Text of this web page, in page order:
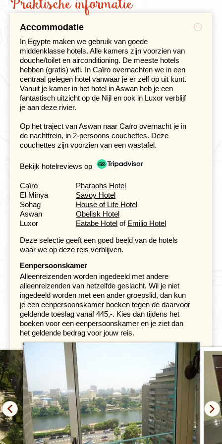
tijd voor Luxor, Luxor heette voorheen Thebe en was
eeuwenlang de hoofdstad. In Luxor zijn een groot aantal
prachtige tempels, sfinxen en graftombes, die een goed
beeld geven van hoe deze imposante stad er ooit uit
moet hebben gezien.
Vallei der Koningen en Karnak tempels
Dag 7 Luxor, excursie vallei der Koningen en tempel van
Hatsjepsoet
Dag 8 Luxor, Bezoeken Karnak Tempel
Dag 9 Luxor
Een dag vol ontdekkingen wacht op ons. We beginnen
waar we diep in de rotsen uitgehouwen tombes kunnen
verkennen, waaronder die van Toetanchamon, Ramses
II en Amenhotep. De verbazingwekkende kunstwerken
en hiërogliefen vertellen verhalen over het oude
Egyptische geloof en het leven na de dood. Vervolgens
brengen we een bezoek aan de Tempel van
Hatsjepsoet, een architecturaal meesterwerk dat ons
doet nadenken over de grootsheid van het oude Egypte.
Accommodatie
In Egypte maken we gebruik van goede
middenklasse hotels. Alle kamers zijn voorzien van
douche/toilet en airconditioning. De meeste hotels
hebben (gratis) wifi. In Caïro overnachten we in een
centraal gelegen hotel vanwaar je er zelf op uit kunt.
Vanuit je kamer in het hotel in Aswan heb je een
fantastisch uitzicht op de Nijl en ook in Luxor verblijf
je aan deze rivier.
Op het traject van Aswan naar Caïro overnacht je in
de nachttrein, in 2-persoons couchettes. Deze
couchettes zijn voorzien van een wastafel.
Bekijk hotelreviews op
Caïro
Pharaohs Hotel
El Minya
Savoy Hotel
Sohag
House of Life Hotel
Aswan
Obelisk Hotel
Luxor
Eatabe Hotel of Emilio Hotel
Deze selectie geeft een goed beeld van de hotels
waar we op deze reis verblijven.
Eenpersoonskamer
Alleenreizenden worden ingedeeld met andere
alleenreizenden van hetzelfde geslacht. Wil je niet
ingedeeld worden met een ander groepslid, dan kun
je een eenpersoonskamer boeken tegen de daarvoor
geldende toeslag vanaf 445,-. Kies dan tijdens het
boeken voor een eenpersoonskamer en je ziet dan
het geldende bedrag voor jouw reis.